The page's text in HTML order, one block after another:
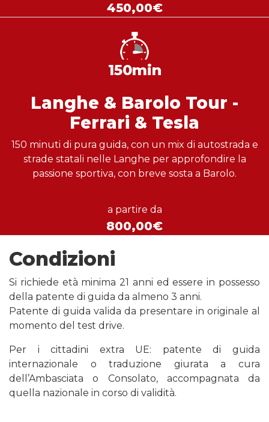
450,00€
150min
Langhe & Barolo Tour -
Ferrari & Tesla
150 minuti di pura guida, con un mix di autostrada e
strade statali nelle Langhe per approfondire la
passione sportiva, con breve sosta a Barolo.
a partire da
800,00€
Condizioni
Si richiede età minima 21 anni ed essere in possesso
della patente di guida da almeno 3 anni.
Patente di guida valida da presentare in originale al
momento del test drive.
Per i cittadini extra UE: patente di guida
internazionale o traduzione giurata a cura
dell’Ambasciata o Consolato, accompagnata da
quella nazionale in corso di validità.